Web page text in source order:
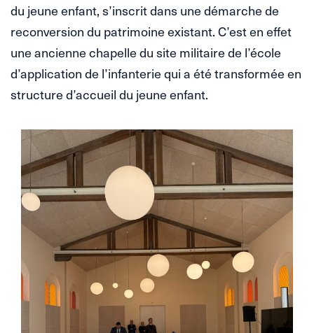
du jeune enfant, s’inscrit dans une démarche de
reconversion du patrimoine existant. C’est en effet
une ancienne chapelle du site militaire de l’école
d’application de l’infanterie qui a été transformée en
structure d’accueil du jeune enfant.